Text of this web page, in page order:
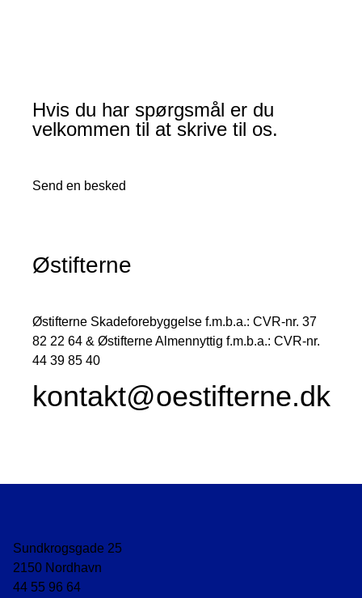
Hvis du har spørgsmål er du
velkommen til at skrive til os.
Send en besked
Østifterne
Østifterne Skadeforebyggelse f.m.b.a.: CVR-nr. 37
82 22 64 & Østifterne Almennyttig f.m.b.a.: CVR-nr.
44 39 85 40
kontakt@oestifterne.dk
Sundkrogsgade 25
2150 Nordhavn
44 55 96 64